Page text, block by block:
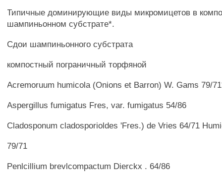
Типичные доминирующие виды микромицетов в
шампиньонном субстрате*.
Сдои шампиньонного субстрата
компостный пограничный торфяной
Acremoruum humicola (Onions et Barron) W. Gams 79/
Aspergillus fumigatus Fres, var. fumigatus 54/86
Cladosponum cladosporioldes 'Fres.) de Vries 64/71
79/71
Penlcillium brevlcompactum Dierckx . 64/86